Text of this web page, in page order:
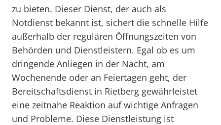
zu bieten. Dieser Dienst, der auch als
Notdienst bekannt ist, sichert die schnelle Hilfe
außerhalb der regulären Öffnungszeiten von
Behörden und Dienstleistern. Egal ob es um
dringende Anliegen in der Nacht, am
Wochenende oder an Feiertagen geht, der
Bereitschaftsdienst in Rietberg gewährleistet
eine zeitnahe Reaktion auf wichtige Anfragen
und Probleme. Diese Dienstleistung ist